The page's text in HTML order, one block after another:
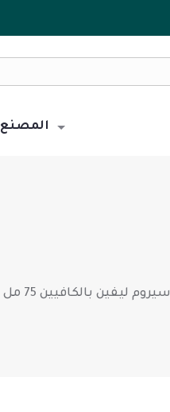
المصنع
سيروم ليفين بالكافيين 75 مل